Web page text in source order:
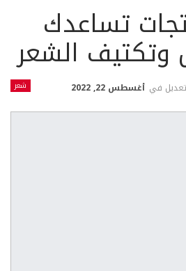
4 منتجات تساعدك
الشعر
شعر في أغسطس 22, 2022